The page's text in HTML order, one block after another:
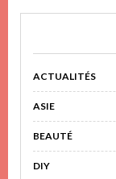
ACTUALITÉS
ASIE
BEAUTÉ
DIY